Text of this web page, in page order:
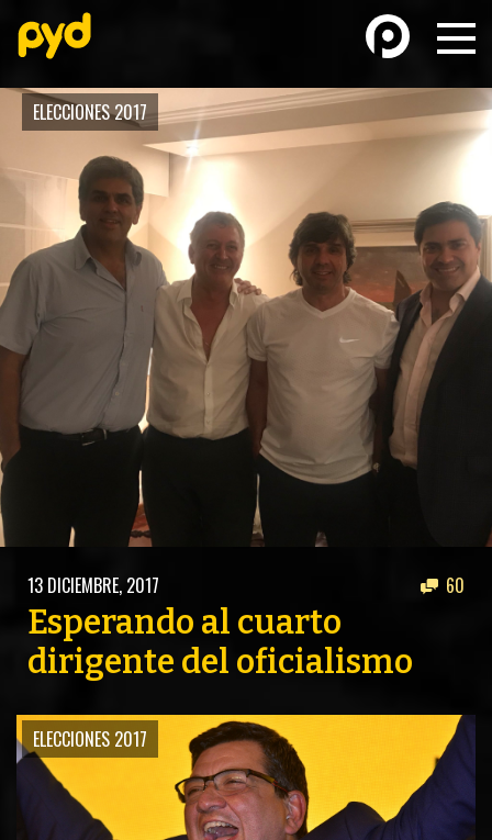
BASKETBALL FÚTBOL FEMENINO
FUTSAL FUTSAL FEMENINO
3ERA DIVISIÓN
FORMATIVAS
PARTIDOS
CONTENIDOS
COLUMNAS
ELECCIONES
OTROS DEPORTES
ATLETISMO
FÚTBOL PLAYA
MÁS DE PYD
HISTORIA
FORO
ELECCIONES 2017
13 DICIEMBRE, 2017 60
Esperando al cuarto
dirigente del oficialismo
ELECCIONES 2017